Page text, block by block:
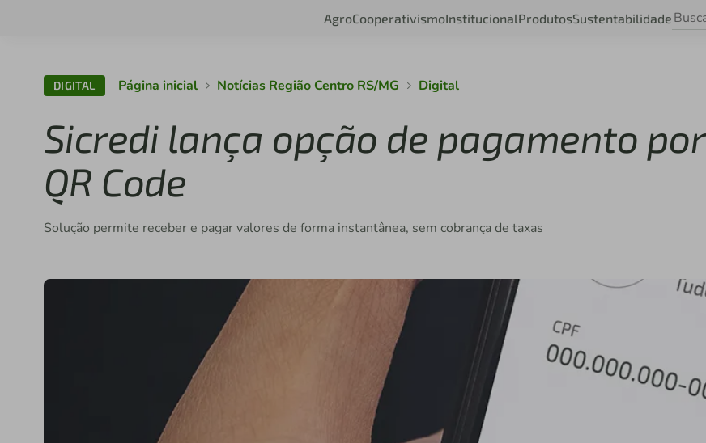
AgroCooperativismoInstitucionalProdutosSustentabilidade
DIGITAL Página inicial Notícias Região Centro RS/MG Digital
Sicredi lança opção de pagamento por
QR Code
Solução permite receber e pagar valores de forma instantânea, sem cobrança de taxas